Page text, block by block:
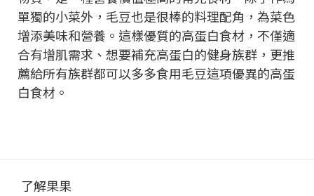
單獨的小菜外，毛豆也是很棒的料理配角，為菜色
增添美味和營養。這樣優質的高蛋白食材，不僅適
合有增肌需求、想要補充高蛋白的健身族群，更推
薦給所有族群都可以多多食用毛豆這項優異的高蛋
白食材。
了解果果